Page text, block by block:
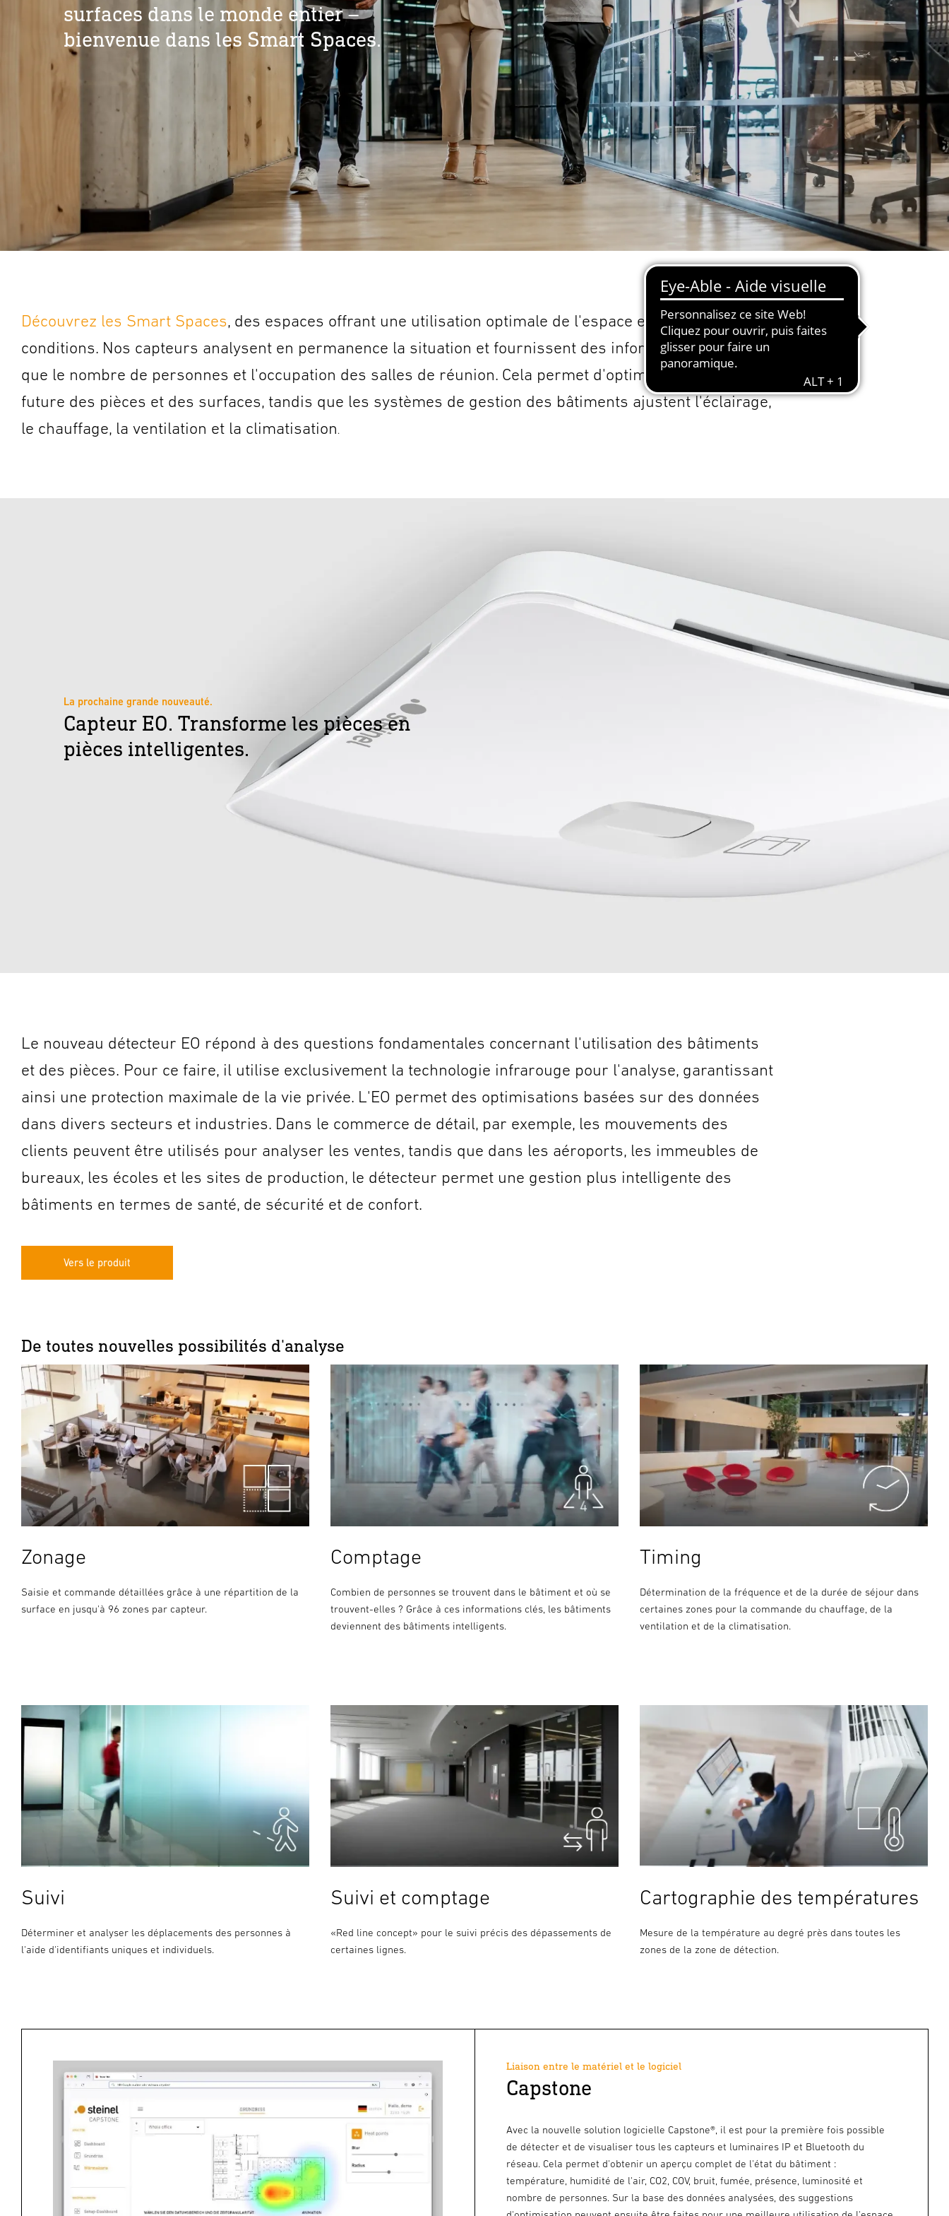
surfaces dans le monde entier –
bienvenue dans les Smart Spaces.
Découvrez les Smart Spaces, des espaces offrant une utilisation optimale de l'espace et des meilleures
conditions. Nos capteurs analysent en permanence la situation et fournissent des informations telles
que le nombre de personnes et l'occupation des salles de réunion. Cela permet d'optimiser l'utilisation
future des pièces et des surfaces, tandis que les systèmes de gestion des bâtiments ajustent l'éclairage,
le chauffage, la ventilation et la climatisation.
La prochaine grande nouveauté.
Capteur EO. Transforme les pièces en
pièces intelligentes.
Le nouveau détecteur EO répond à des questions fondamentales concernant l'utilisation des bâtiments
et des pièces. Pour ce faire, il utilise exclusivement la technologie infrarouge pour l'analyse, garantissant
ainsi une protection maximale de la vie privée. L'EO permet des optimisations basées sur des données
dans divers secteurs et industries. Dans le commerce de détail, par exemple, les mouvements des
clients peuvent être utilisés pour analyser les ventes, tandis que dans les aéroports, les immeubles de
bureaux, les écoles et les sites de production, le détecteur permet une gestion plus intelligente des
bâtiments en termes de santé, de sécurité et de confort.
Vers le produit
De toutes nouvelles possibilités d'analyse
Zonage
Saisie et commande détaillées grâce à une répartition de la
surface en jusqu'à 96 zones par capteur.
Comptage
Combien de personnes se trouvent dans le bâtiment et où se
trouvent-elles ? Grâce à ces informations clés, les bâtiments
deviennent des bâtiments intelligents.
Timing
Détermination de la fréquence et de la durée de séjour dans
certaines zones pour la commande du chauffage, de la
ventilation et de la climatisation.
Suivi
Déterminer et analyser les déplacements des personnes à
l'aide d'identifiants uniques et individuels.
Suivi et comptage
«Red line concept» pour le suivi précis des dépassements de
certaines lignes.
Cartographie des températures
Mesure de la température au degré près dans toutes les
zones de la zone de détection.
Liaison entre le matériel et le logiciel
Capstone
Avec la nouvelle solution logicielle Capstone®, il est pour la première fois possible
de détecter et de visualiser tous les capteurs et luminaires IP et Bluetooth du
réseau. Cela permet d'obtenir un aperçu complet de l'état du bâtiment :
température, humidité de l'air, CO2, COV, bruit, fumée, présence, luminosité et
nombre de personnes. Sur la base des données analysées, des suggestions